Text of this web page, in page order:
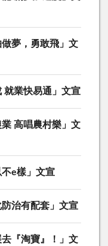
夢，勇敢飛」文
業快易通」文宣
高唱農村樂」文
e樣」文宣
治有配套」文宣
『淘寶』！」文